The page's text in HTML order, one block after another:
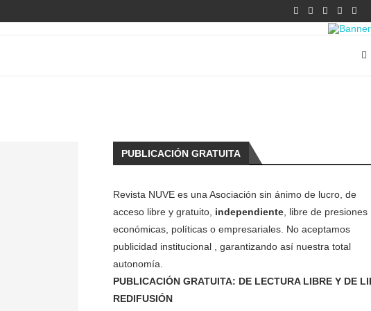
PUBLICACIÓN GRATUITA
Revista NUVE es una Asociación sin ánimo de lucro, de
acceso libre y gratuito, independiente, libre de presiones
económicas, políticas o empresariales. No aceptamos
publicidad institucional , garantizando así nuestra total
autonomía.
PUBLICACIÓN GRATUITA: DE LECTURA LIBRE Y DE
REDIFUSIÓN